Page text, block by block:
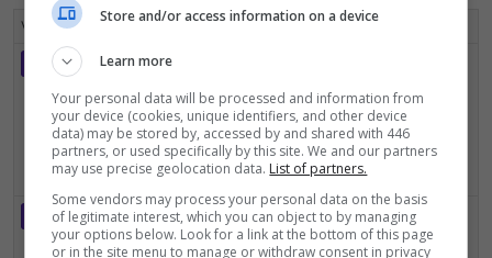
Visualizar comentários prévios…
Protomanx
Serio? kkkkkkkk, então dei sorte, mas que pena eu queria o Global
Gladiators tbm, mas tipo, nem precisa de foto boa era so pra ver
como ta as capinha. Em todo caso separa elas pra mim kkkkk..
Obrigado amigo e aguardo!
6 Dezembro 2014
Protomanx
Obs. Sou de Nanuque - Minas Gerais (Fim do mundo rsrsrs)...
Store and/or access information on a device
Learn more
Your personal data will be processed and information from
your device (cookies, unique identifiers, and other device
data) may be stored by, accessed by and shared with 446
partners, or used specifically by this site. We and our partners
may use precise geolocation data. List of partners.
Some vendors may process your personal data on the basis
of legitimate interest, which you can object to by managing
your options below. Look for a link at the bottom of this page
or in the site menu to manage or withdraw consent in privacy